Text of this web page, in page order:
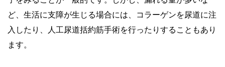
ど、生活に支障が生じる場合には、コラーゲンを尿道に注
入したり、人工尿道括約筋手術を行ったりすることもあり
ます。